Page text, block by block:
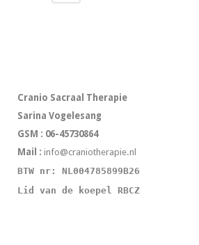
Cranio Sacraal Therapie
Sarina Vogelesang
GSM : 06-45730864
Mail : info@craniotherapie.nl
BTW nr: NL004785899B26
Lid van de koepel RBCZ